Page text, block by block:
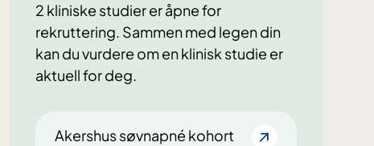
2 kliniske studier er åpne for
rekruttering. Sammen med legen din
kan du vurdere om en klinisk studie er
aktuell for deg.
Akershus søvnapné kohort